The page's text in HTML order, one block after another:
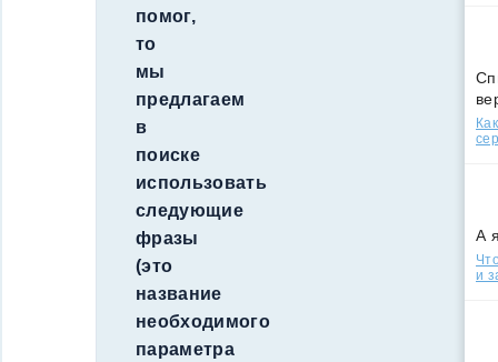
помог,
то
мы
предлагаем
в
поиске
использовать
следующие
фразы
(это
название
необходимого
параметра
А
и